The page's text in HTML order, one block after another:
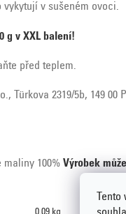
vykytují v sušeném ovoci.
g v XXL balení!
před teplem.
Türkova 2319/5b, 149 00
maliny 100% Výrobek